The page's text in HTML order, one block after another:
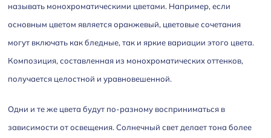
называть монохроматическими цветами. Например, если
основным цветом является оранжевый, цветовые сочетания
могут включать как бледные, так и яркие вариации этого цвета.
Композиция, составленная из монохроматических оттенков,
получается целостной и уравновешенной.
Одни и те же цвета будут по-разному восприниматься в
зависимости от освещения. Солнечный свет делает тона более